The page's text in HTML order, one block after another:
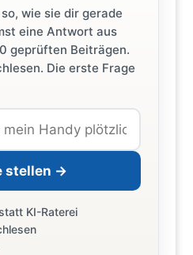
wie sie dir gerade
eine Antwort aus
geprüften Beiträgen.
Die erste Frage
stellen →
KI-Raterei